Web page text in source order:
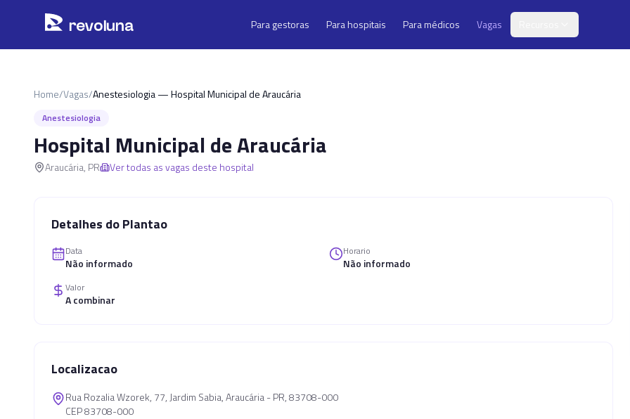
revoluna Para gestoras Para hospitais Para médicos Vagas
Home/Vagas/Anestesiologia — Hospital Municipal de Araucária
Anestesiologia
Hospital Municipal de Araucária
Araucária, PR Ver todas as vagas deste hospital
Detalhes do Plantao
Data
Não informado
Horario
Não informado
Valor
A combinar
Localizacao
Rua Rozalia Wzorek, 77, Jardim Sabia, Araucária - PR, 83708-000
CEP 83708-000